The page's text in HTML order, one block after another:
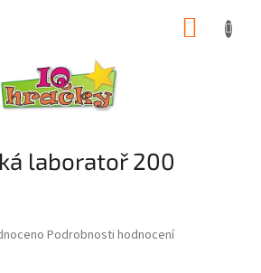
laboratoř 200
Podrobnosti hodnocení